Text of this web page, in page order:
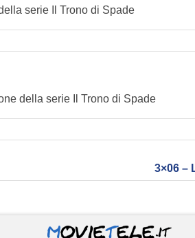
serie Il Trono di Spade
della serie Il Trono di Spade
3×06 –